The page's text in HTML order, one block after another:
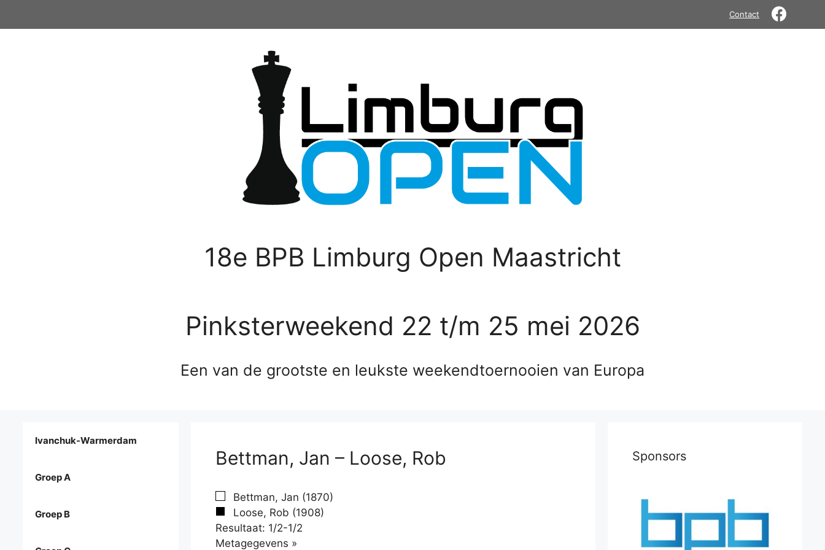
Contact
18e BPB Limburg Open Maastricht
Pinksterweekend 22 t/m 25 mei 2026
Een van de grootste en leukste weekendtoernooien van Europa
Bettman, Jan – Loose, Rob
Bettman, Jan (1870)
Loose, Rob (1908)
Resultaat: 1/2-1/2
Metagegevens »
Ivanchuk-Warmerdam
Groep A
Groep B
Sponsors